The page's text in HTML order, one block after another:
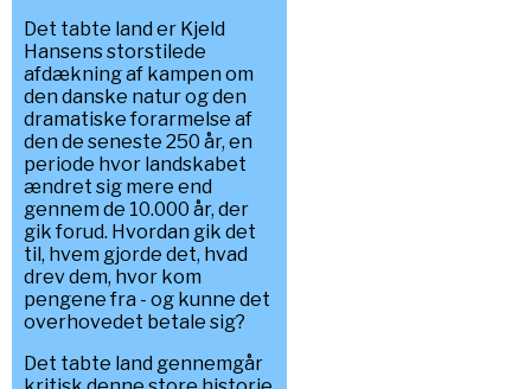
Det tabte land er Kjeld
Hansens storstilede
afdækning af kampen om
den danske natur og den
dramatiske forarmelse af
den de seneste 250 år, en
periode hvor landskabet
ændret sig mere end
gennem de 10.000 år, der
gik forud. Hvordan gik det
til, hvem gjorde det, hvad
drev dem, hvor kom
pengene fra - og kunne det
overhovedet betale sig?
Det tabte land gennemgår